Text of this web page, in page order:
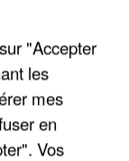
PAR UNE
"Accepter
les
mes
en
Vos